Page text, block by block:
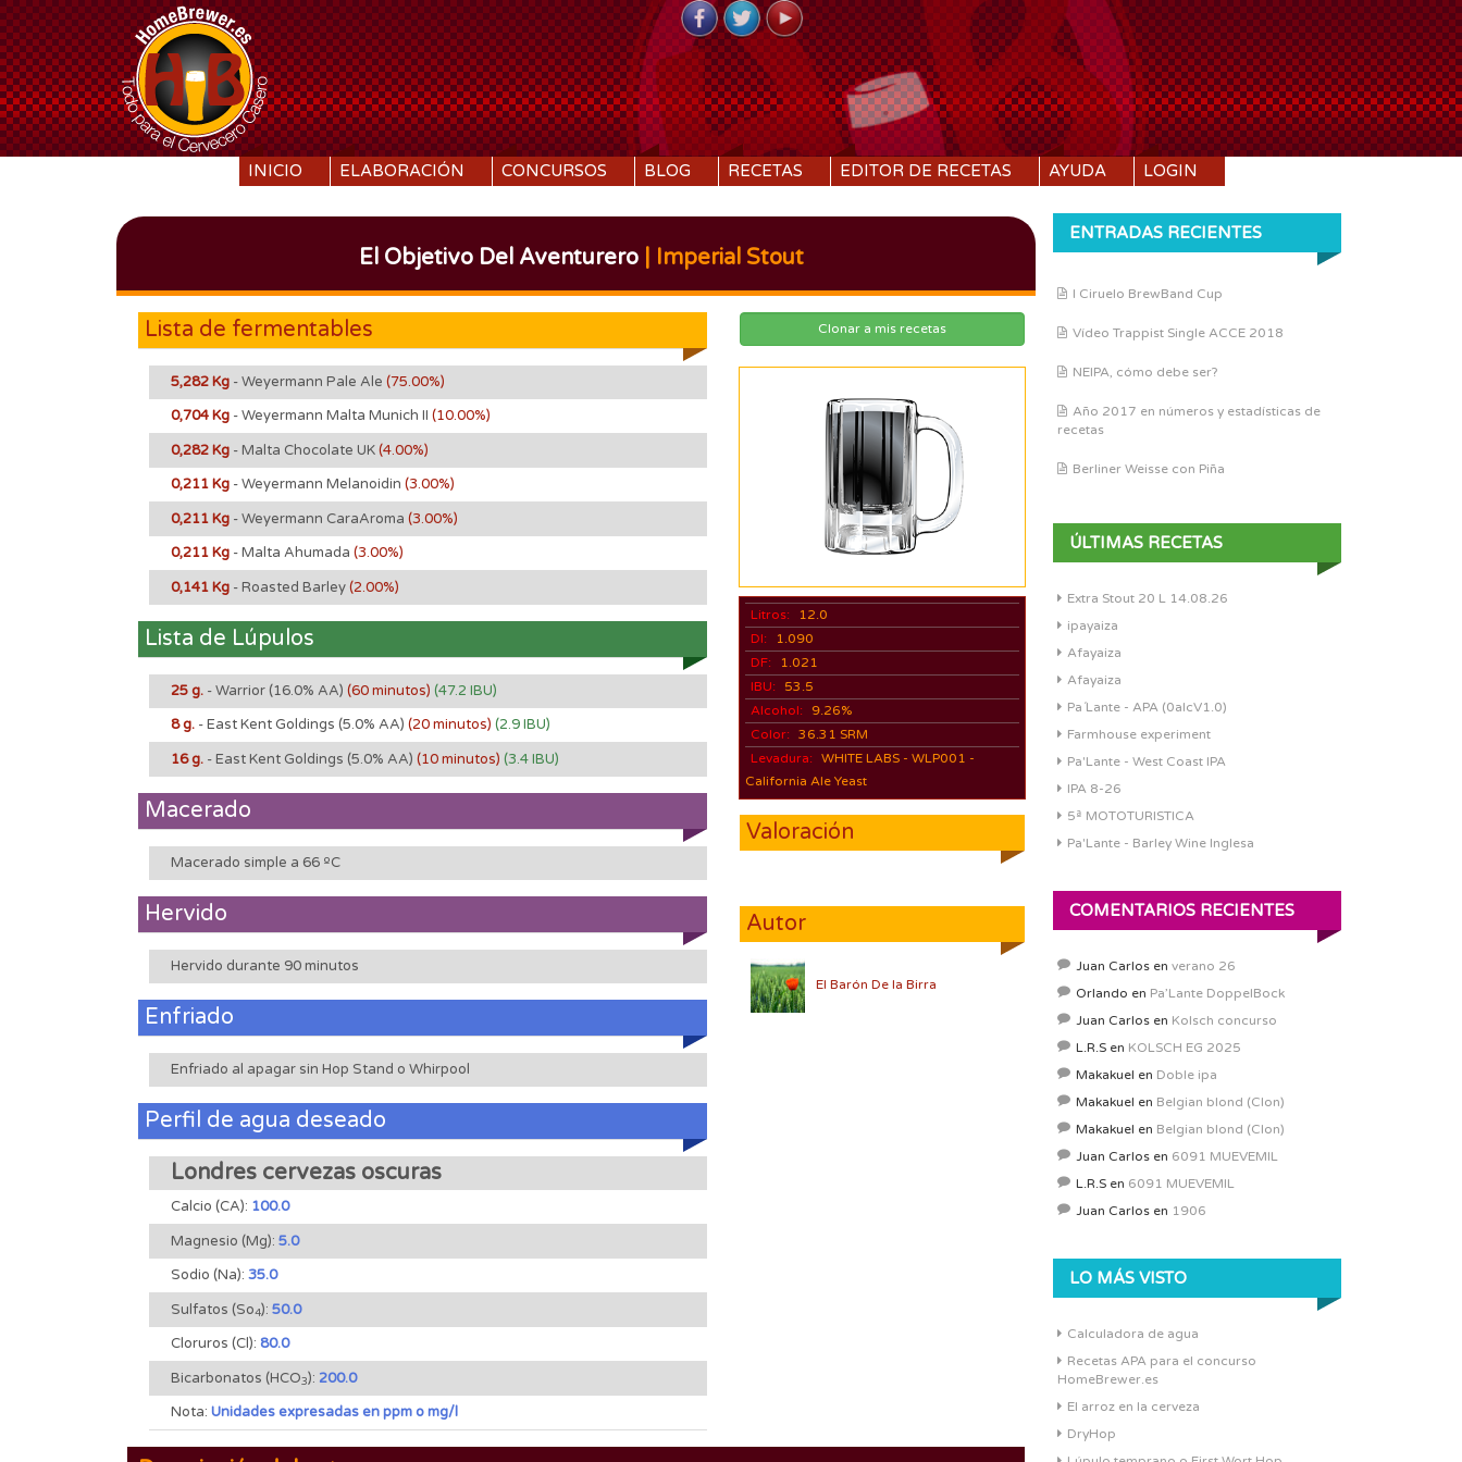
SKIP TO CONTENT
INICIO ELABORACIÓN CONCURSOS BLOG RECETAS EDITOR DE RECETAS AYUDA LOGIN
El Objetivo Del Aventurero | Imperial Stout
Lista de fermentables
5,282 Kg - Weyermann Pale Ale (75.00%)
0,704 Kg - Weyermann Malta Munich II (10.00%)
0,282 Kg - Malta Chocolate UK(4.00%)
0,211 Kg - Weyermann Melanoidin (3.00%)
0,211 Kg - Weyermann CaraAroma (3.00%)
0,211 Kg - Malta Ahumada (3.00%)
0,141 Kg - Roasted Barley(2.00%)
Lista de Lúpulos
25 g. - Warrior (16.0% AA) (60 minutos) (47.2 IBU)
8 g. - East Kent Goldings (5.0% AA) (20 minutos) (2.9 IBU)
16 g. - East Kent Goldings (5.0% AA) (10 minutos) (3.4 IBU)
Macerado
Macerado simple a 66 ºC
Hervido
Hervido durante 90 minutos
Enfriado
Enfriado al apagar sin Hop Stand o Whirpool
Perfil de agua deseado
Londres cervezas oscuras
Calcio (CA): 100.0
Magnesio (Mg): 5.0
Sodio (Na): 35.0
Sulfatos (So4): 50.0
Cloruros (Cl): 80.0
Bicarbonatos (HCO3): 200.0
Nota: Unidades expresadas en ppm o mg/l
Clonar a mis recetas
Litros:
12.0
DI:
1.090
DF:
1.021
IBU:
53.5
Alcohol:
9.26%
Color: 36.31 SRM
Levadura: WHITE LABS - WLP001 -
California Ale Yeast
Valoración
Autor
El Barón De la Birra
ENTRADAS RECIENTES
I Ciruelo BrewBand Cup
Vídeo Trappist Single ACCE 2018
NEIPA, cómo debe ser?
Año 2017 en números y estadísticas de
recetas
Berliner Weisse con Piña
ÚLTIMAS RECETAS
Extra Stout 20 L 14.08.26
ipayaiza
Afayaiza
Afayaiza
Pa´Lante - APA (0alcV1.0)
Farmhouse experiment
Pa'Lante - West Coast IPA
IPA 8-26
5ª MOTOTURISTICA
Pa'Lante - Barley Wine Inglesa
COMENTARIOS RECIENTES
Juan Carlos en verano 26
Orlando en Pa’Lante DoppelBock
Juan Carlos en Kolsch concurso
L.R.S en KOLSCH EG 2025
Makakuel en Doble ipa
Makakuel en Belgian blond (Clon)
Makakuel en Belgian blond (Clon)
Juan Carlos en 6091 MUEVEMIL
L.R.S en 6091 MUEVEMIL
Juan Carlos en 1906
LO MÁS VISTO
Calculadora de agua
Recetas APA para el concurso
HomeBrewer.es
El arroz en la cerveza
DryHop